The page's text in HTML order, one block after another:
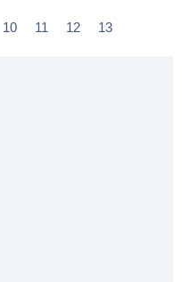
10 11 12 13